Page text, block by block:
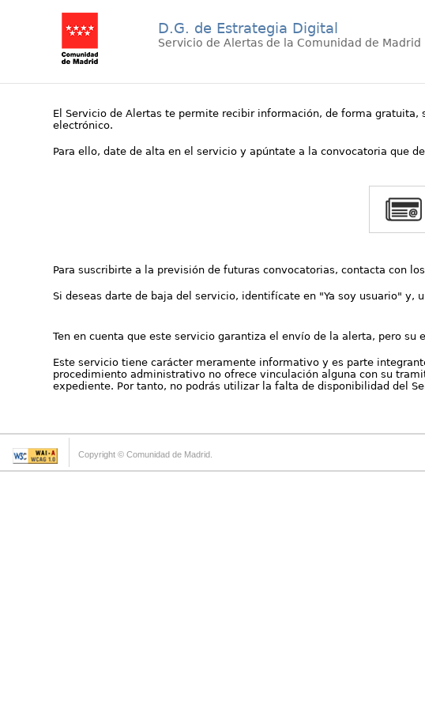
D.G. de Estrategia Digital
Servicio de Alertas de la Comunidad de Madrid
El Servicio de Alertas te permite recibir información, de forma gratuita,
electrónico.
Para ello, date de alta en el servicio y apúntate a la convocatoria que
Para suscribirte a la previsión de futuras convocatorias, contacta con
Si deseas darte de baja del servicio, identifícate en "Ya soy usuario" y,
Ten en cuenta que este servicio garantiza el envío de la alerta, pero su
Este servicio tiene carácter meramente informativo y es parte
procedimiento administrativo no ofrece vinculación alguna con su
expediente. Por tanto, no podrás utilizar la falta de disponibilidad del
Copyright © Comunidad de Madrid.